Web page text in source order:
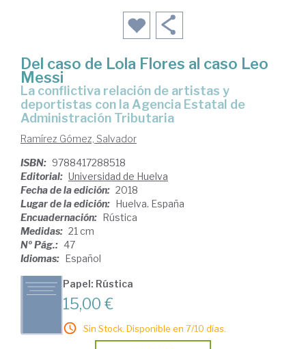
Del caso de Lola Flores al caso Leo
Messi
la conflictiva relación de artistas y
deportistas con la Agencia Estatal de
Administración Tributaria
Ramírez Gómez, Salvador
ISBN: 9788417288518
Editorial: Universidad de Huelva
Fecha de la edición: 2018
Lugar de la edición:
Huelva. España
Encuadernación:
Rústica
Medidas: 21 cm
Nº Pág.: 47
Idiomas:
Español
Papel: Rústica
15,00 €
Sin Stock. Disponible en 7/10 días.